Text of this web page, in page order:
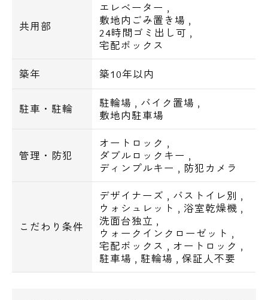
■インターネット対応
■BS/CS対応
■駐輪場：1台無料
都営大江戸線 清澄白河 / 徒歩7分
半蔵門線 清澄白河 / 徒歩7分
■周辺環境
まいばすけっと清洲橋西店 334m
アブアブ赤札堂清澄店 490m
アコレ江東常盤店 526m
共用部
エレベーター ,
敷地内ごみ置き場 ,
24時間ゴミ出し可 ,
宅配ボックス
築年 築10年以内
駐車・駐輪 駐輪場 , バイク置場 ,
敷地内駐車場
管理・防犯
オートロック ,
ダブルロックキー ,
ディンプルキー , 防犯カメラ
こだわり条件
デザイナーズ , バストイレ別 ,
ウォシュレット , 浴室乾燥機 ,
洗面台独立 ,
ウォークインクローゼット ,
宅配ボックス , オートロック ,
駐車場 , 駐輪場 , 保証人不要